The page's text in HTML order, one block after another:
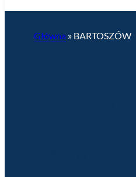
Główna » BARTOSZÓW